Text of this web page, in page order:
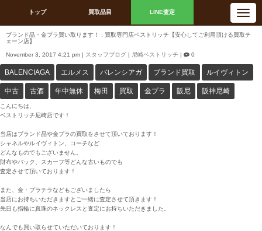
トップ 買取品目 LINE査定
N
a
v
i
g
n
ブランド品・金プラ買い取ります！ : 買取専門店ベストリッチ【安心してご利用頂ける買取チ
ェーン店】
November 3, 2017 4:21 pm | スタッフブログ | 尼崎ベストリッチ | 0
BALENCIAGA エルメス バレンシアガ ブランド買取 ルイヴィトン
中古 古酒 年中無休 梅田 買取 金プラ 阪尼 阪神尼崎
こんにちは、
ベストリッチ尼崎店です！
当店はブランド品や金プラの買取をさせて頂いております！
シャネルやルイヴィトン、コーチなど
どんなものでもございません。
財布やバック、スカーフ等どんな古いものでも
査定させて頂いております！
また、金・プラチラなどもございましたら
当店にお持ちいただきますとご一緒に査定させて頂きます！
先日も指輪に真珠のネックレスと査定にお持ちいただきました。
なんでも買い取らせていただいております！